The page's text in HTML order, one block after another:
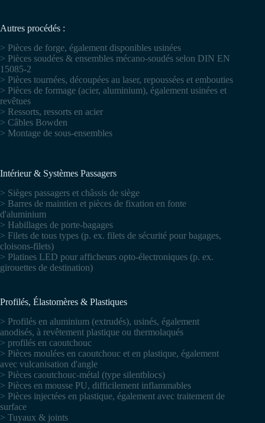
Autres procédés :
> Pièces de forge, également disponibles usinées
> Pièces soudées & ensembles mécano-soudés selon DIN EN
15085-2
> Pièces tournées, découpées au laser, repoussées et embouties
> Pièces de formage (acier, aluminium), également usinées et
revêtues
> Ressorts, ressorts en acier
> Câbles Bowden
> Montage de sous-ensembles
Intérieur & Systèmes Passagers
> Sièges passagers et châssis de siège
> Barres de maintien et pièces de fixation en fonte
d'aluminium
> Habillages de porte-bagages
> Filets de tous types (p. ex. filets de sécurité pour bagages,
cloisons-filets)
> Platines LED pour afficheurs opto-électroniques (p. ex.
girouettes de destination)
Profilés, Élastomères & Plastiques
> Profilés en aluminium (extrudés), usinés, également
anodisés, à revêtement plastique ou thermolaqués
> profilés en caoutchouc
> Pièces moulées en caoutchouc et en plastique, également
avec vulcanisation d'angle
> Pièces caoutchouc-métal (type silentblocs)
> Pièces en mousse PU, difficilement inflammables
> Pièces injectées en plastique, également avec traitement de
surface
> Tuyaux & joints